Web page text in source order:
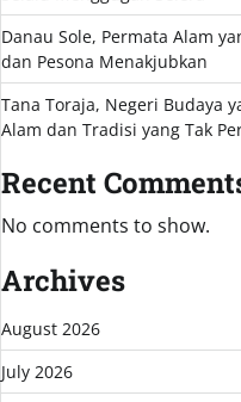
Danau Sole, Permata Alam
dan Pesona Menakjubkan
Tana Toraja, Negeri Budaya
Alam dan Tradisi yang Tak
Recent
No comments to show.
Archives
August 2026
July 2026